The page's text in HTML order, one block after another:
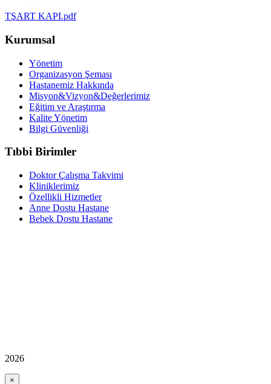
TŞART KAPI.pdf
Kurumsal
Yönetim
Organizasyon Şeması
Hastanemiz Hakkında
Misyon&Vizyon&Değerlerimiz
Eğitim ve Araştırma
Kalite Yönetim
Bilgi Güvenliği
Tıbbi Birimler
Doktor Çalışma Takvimi
Kliniklerimiz
Özellikli Hizmetler
Anne Dostu Hastane
Bebek Dostu Hastane
2026
×